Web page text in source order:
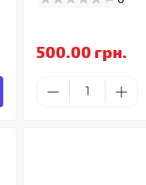
500.00 грн.